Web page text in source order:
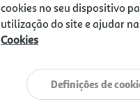
cookies no seu dispositivo
utilização do site e ajudar
Cookies
Definições de